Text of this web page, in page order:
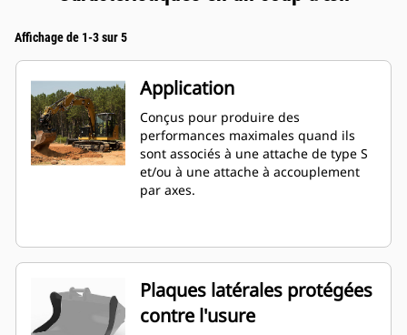
Affichage de 1-3 sur 5
Application
Conçus pour produire des
performances maximales quand ils
sont associés à une attache de type S
et/ou à une attache à accouplement
par axes.
Plaques latérales protégées
contre l'usure